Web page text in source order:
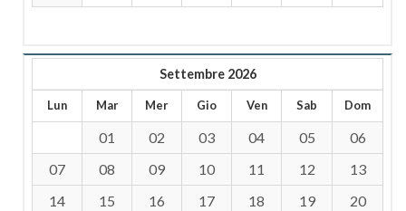
Settembre 2026
Lun Mar Mer Gio Ven Sab Dom
01 02 03 04 05
06
07
08 09 10 11 12
13
14
15 16 17 18 19
20